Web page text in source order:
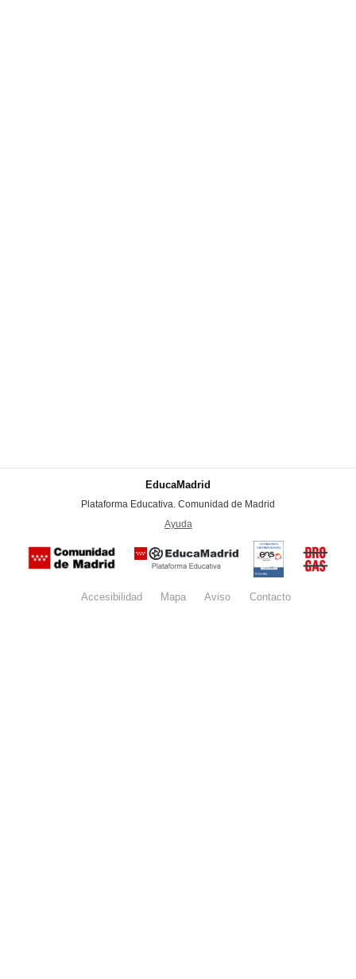
EducaMadrid
Plataforma Educativa. Comunidad de Madrid
Ayuda
Certificación
conformidad
con el
Nacional de
Seguridad
del
Accesibilidad Mapa Aviso legalContacto